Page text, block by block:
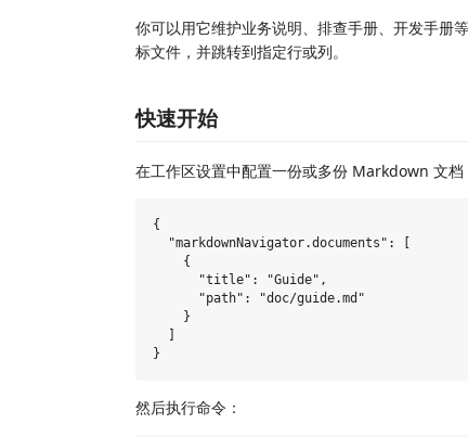
你可以用它维护业务说明、排查手册、开发手册
标文件，并跳转到指定行或列。
快速开始
在工作区设置中配置一份或多份 Markdown 文档
{
  "markdownNavigator.documents": [
    {
      "title": "Guide",
      "path": "doc/guide.md"
    }
然后执行命令：